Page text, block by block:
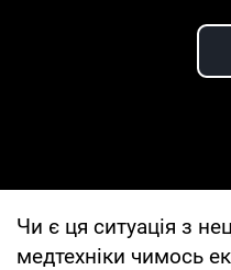
Чи є ця ситуація з
медтехніки чимось